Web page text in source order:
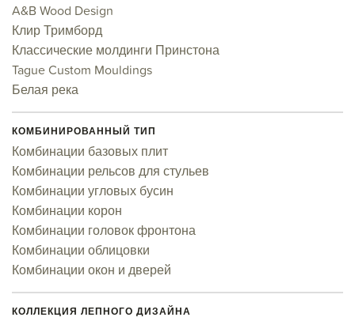
A&B Wood Design
Клир Тримборд
Классические молдинги Принстона
Tague Custom Mouldings
Белая река
КОМБИНИРОВАННЫЙ ТИП
Комбинации базовых плит
Комбинации рельсов для стульев
Комбинации угловых бусин
Комбинации корон
Комбинации головок фронтона
Комбинации облицовки
Комбинации окон и дверей
КОЛЛЕКЦИЯ ЛЕПНОГО ДИЗАЙНА